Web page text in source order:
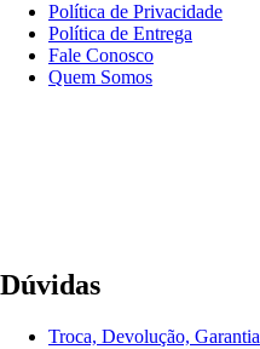
Política de Privacidade
Política de Entrega
Fale Conosco
Quem Somos
Dúvidas
Troca, Devolução, Garantia